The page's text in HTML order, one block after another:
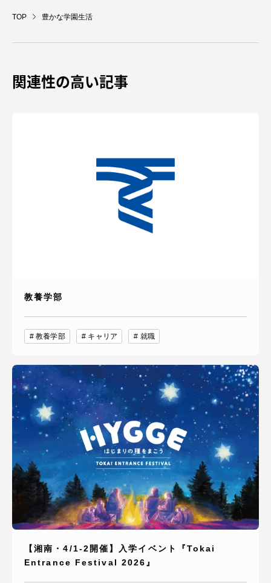
TOP 豊かな学園生活
関連性の高い記事
教養学部
教養学部 キャリア 就職
【湘南・4/1-2開催】入学イベント『Tokai
Entrance Festival 2026』